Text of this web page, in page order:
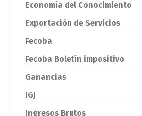
Economía del Conocimiento
Exportación de Servicios
Fecoba
Fecoba Boletín impositivo
Ganancias
IGJ
Ingresos Brutos